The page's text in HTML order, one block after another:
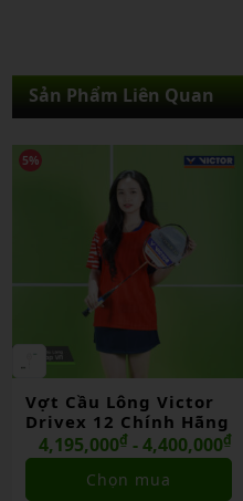
Sản Phẩm Liên Quan
5%
Vợt Cầu Lông Victor
Drivex 12 Chính Hãng
4,195,000₫- 4,400,000₫
Chọn mua